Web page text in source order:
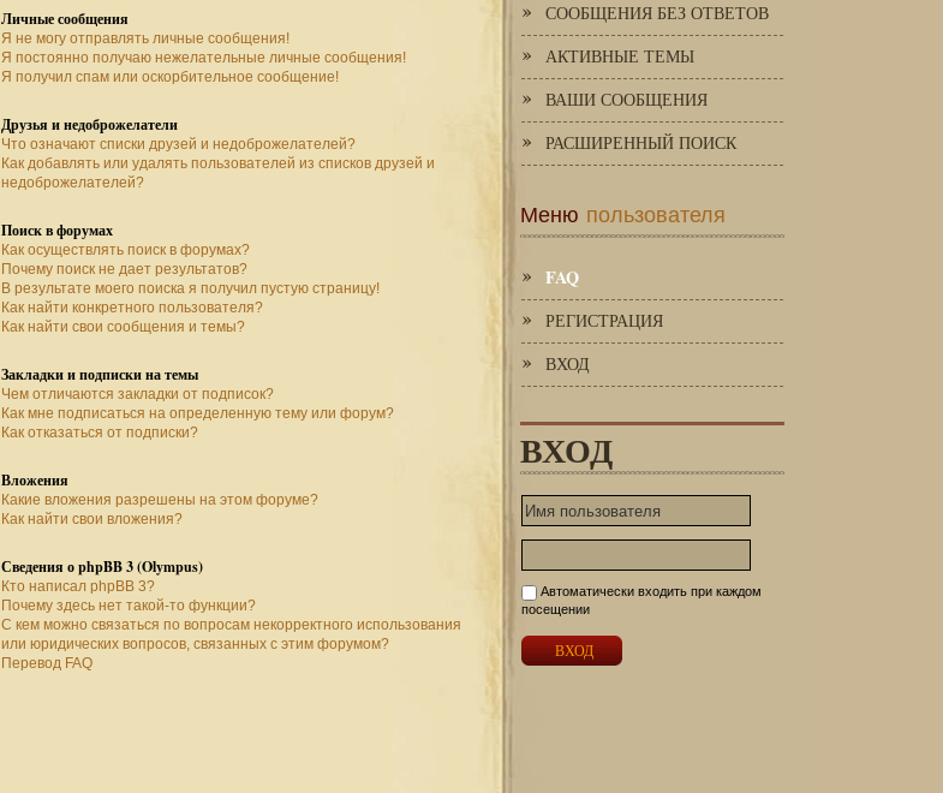
Личные сообщения
Я не могу отправлять личные сообщения!
Я постоянно получаю нежелательные личные сообщения!
Я получил спам или оскорбительное сообщение!
Друзья и недоброжелатели
Что означают списки друзей и недоброжелателей?
Как добавлять или удалять пользователей из списков друзей и
недоброжелателей?
Поиск в форумах
Как осуществлять поиск в форумах?
Почему поиск не дает результатов?
В результате моего поиска я получил пустую страницу!
Как найти конкретного пользователя?
Как найти свои сообщения и темы?
Закладки и подписки на темы
Чем отличаются закладки от подписок?
Как мне подписаться на определенную тему или форум?
Как отказаться от подписки?
Вложения
Какие вложения разрешены на этом форуме?
Как найти свои вложения?
Сведения о phpBB 3 (Olympus)
Кто написал phpBB 3?
Почему здесь нет такой-то функции?
С кем можно связаться по вопросам некорректного использования
или юридических вопросов, связанных с этим форумом?
Перевод FAQ
СООБЩЕНИЯ БЕЗ ОТВЕТОВ
АКТИВНЫЕ ТЕМЫ
ВАШИ СООБЩЕНИЯ
РАСШИРЕННЫЙ ПОИСК
Меню пользователя
FAQ
РЕГИСТРАЦИЯ
ВХОД
ВХОД
Автоматически входить при каждом
посещении